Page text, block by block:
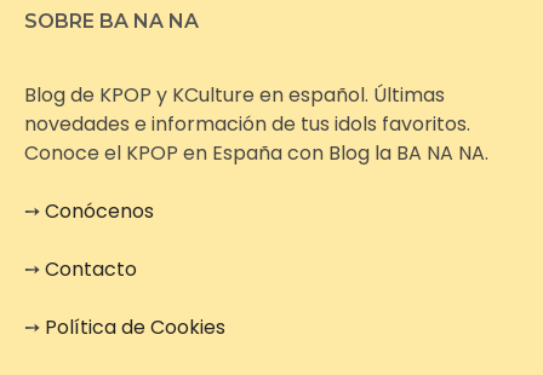
SOBRE BA NA NA
Blog de KPOP y KCulture en español. Últimas
novedades e información de tus idols favoritos.
Conoce el KPOP en España con Blog la BA NA NA.
➙Conócenos
➙Contacto
➙ Política de Cookies